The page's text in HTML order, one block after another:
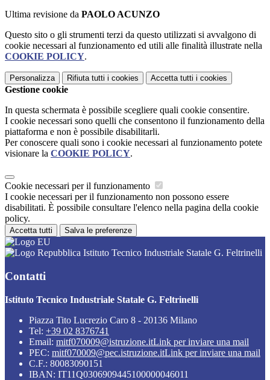
Ultima revisione da PAOLO ACUNZO
Questo sito o gli strumenti terzi da questo utilizzati si avvalgono di
cookie necessari al funzionamento ed utili alle finalità illustrate nella
COOKIE POLICY.
Personalizza Rifiuta tutti i cookies Accetta tutti i cookies
Gestione cookie
In questa schermata è possibile scegliere quali cookie consentire.
I cookie necessari sono quelli che consentono il funzionamento della
piattaforma e non è possibile disabilitarli.
Per conoscere quali sono i cookie necessari al funzionamento potete
visionare la COOKIE POLICY.
Cookie necessari per il funzionamento
I cookie necessari per il funzionamento non possono essere
disabilitati. È possibile consultare l'elenco nella pagina della cookie
policy.
Accetta tutti Salva le preferenze
Istituto Tecnico Industriale Statale G. Feltrinelli
Contatti
Istituto Tecnico Industriale Statale G. Feltrinelli
Piazza Tito Lucrezio Caro 8 - 20136 Milano
Tel: +39 02 8376741
Email: mitf070009@istruzione.itLink per inviare una mail
PEC: mitf070009@pec.istruzione.itLink per inviare una mail
C.F.: 80083090151
IBAN: IT11Q0306909445100000046011